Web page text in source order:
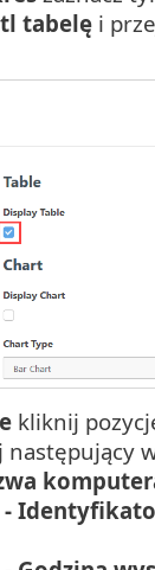
tabelę i
kliknij
następujący
-